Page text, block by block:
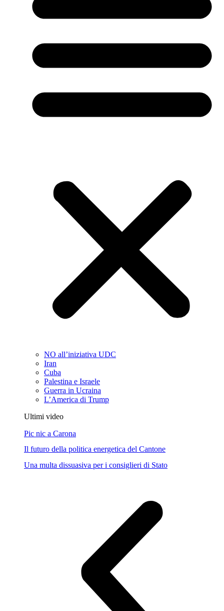
NO all’iniziativa UDC
Iran
Cuba
Palestina e Israele
Guerra in Ucraina
L’America di Trump
Ultimi video
Pic nic a Carona
Il futuro della politica energetica del Cantone
Una multa dissuasiva per i consiglieri di Stato